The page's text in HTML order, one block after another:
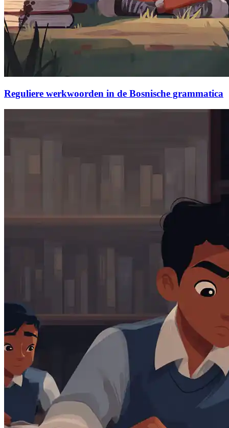
Reguliere werkwoorden in de Bosnische grammatica